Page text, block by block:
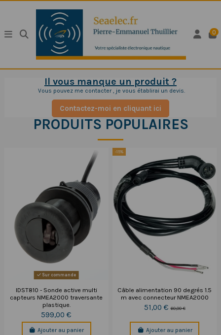
0
Il vous manque un produit ?
Vous pouvez me contacter , je vous établirai un devis.
Contactez-moi en cliquant ici
PRODUITS POPULAIRES
Sur commande
IDST810 - Sonde active multi
capteurs NMEA2000 traversante
plastique.
599,00 €
Ajouter au panier
-15%
Câble alimentation 90 degrés 1.5
m avec connecteur NMEA2000
51,00 €60,00 €
Ajouter au panier